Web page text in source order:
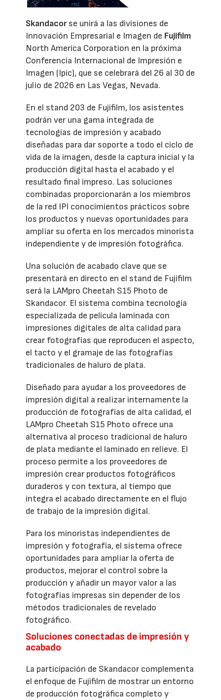
Skandacorse unirá a las divisiones de
Innovación Empresarial e Imagen de Fujifilm
North America Corporation en la próxima
Conferencia Internacional de Impresión e
Imagen (Ipic), que se celebrará del 26 al 30 de
julio de 2026 en Las Vegas, Nevada.
En el stand 203 de Fujifilm, los asistentes
podrán ver una gama integrada de
tecnologías de impresión y acabado
diseñadas para dar soporte a todo el ciclo de
vida de la imagen, desde la captura inicial y la
producción digital hasta el acabado y el
resultado final impreso. Las soluciones
combinadas proporcionarán a los miembros
de la red IPI conocimientos prácticos sobre
los productos y nuevas oportunidades para
ampliar su oferta en los mercados minorista
independiente y de impresión fotográfica.
Una solución de acabado clave que se
presentará en directo en el stand de Fujifilm
será la LAMpro Cheetah S15 Photo de
Skandacor. El sistema combina tecnología
especializada de película laminada con
impresiones digitales de alta calidad para
crear fotografías que reproducen el aspecto,
el tacto y el gramaje de las fotografías
tradicionales de haluro de plata.
Diseñado para ayudar a los proveedores de
impresión digital a realizar internamente la
producción de fotografías de alta calidad, el
LAMpro Cheetah S15 Photo ofrece una
alternativa al proceso tradicional de haluro
de plata mediante el laminado en relieve. El
proceso permite a los proveedores de
impresión crear productos fotográficos
duraderos y con textura, al tiempo que
integra el acabado directamente en el flujo
de trabajo de la impresión digital.
Para los minoristas independientes de
impresión y fotografía, el sistema ofrece
oportunidades para ampliar la oferta de
productos, mejorar el control sobre la
producción y añadir un mayor valor a las
fotografías impresas sin depender de los
métodos tradicionales de revelado
fotográfico.
Soluciones conectadas de impresión y
acabado
La participación de Skandacor complementa
el enfoque de Fujifilm de mostrar un entorno
de producción fotográfica completo y